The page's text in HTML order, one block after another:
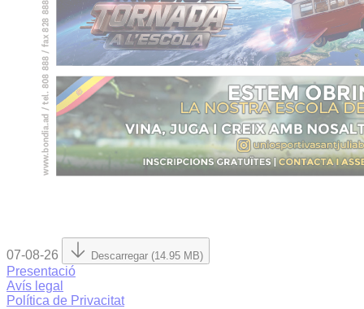
07-08-26 Descarregar (14.95 MB)
Presentació
Avís legal
Política de Privacitat